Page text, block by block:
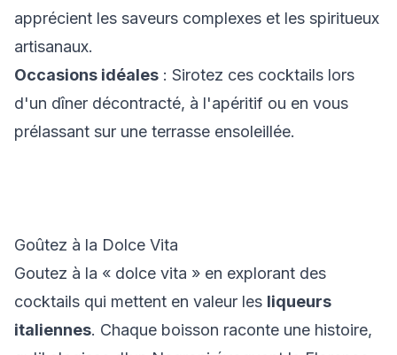
apprécient les saveurs complexes et les spiritueux
artisanaux.
Occasions idéales : Sirotez ces cocktails lors
d'un dîner décontracté, à l'apéritif ou en vous
prélassant sur une terrasse ensoleillée.
Goûtez à la Dolce Vita
Goutez à la « dolce vita » en explorant des
cocktails qui mettent en valeur les liqueurs
italiennes. Chaque boisson raconte une histoire,